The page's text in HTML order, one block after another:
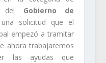
del Gobierno de
solicitud que el
empezó a tramitar
ahora trabajaremos
las ayudas que